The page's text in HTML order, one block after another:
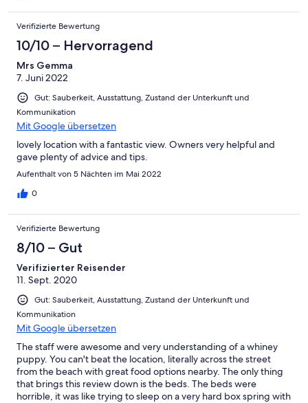
Verifizierte Bewertung
10/10 – Hervorragend
Mrs Gemma
7. Juni 2022
Gut: Sauberkeit, Ausstattung, Zustand der Unterkunft und
Kommunikation
Mit Google übersetzen
lovely location with a fantastic view. Owners very helpful and
gave plenty of advice and tips.
Aufenthalt von 5 Nächten im Mai 2022
0
Verifizierte Bewertung
8/10 – Gut
Verifizierter Reisender
11. Sept. 2020
Gut: Sauberkeit, Ausstattung, Zustand der Unterkunft und
Kommunikation
Mit Google übersetzen
The staff were awesome and very understanding of a whiney
puppy. You can't beat the location, literally across the street
from the beach with great food options nearby. The only thing
that brings this review down is the beds. The beds were
horrible, it was like trying to sleep on a very hard box spring with